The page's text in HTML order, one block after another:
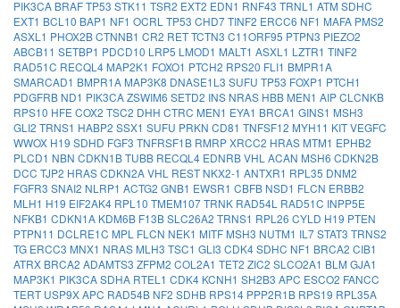
PIK3CA BRAFTP53 STK11 TSR2 EXT2 EDN1 RNF43 TRNL1 ATM SDHC
EXT1 BCL10 BAP1 NF1 OCRL TP53 CHD7TINF2 ERCC6 NF1 MAFA PMS2
ASXL1 PHOX2BCTNNB1 CR2 RETTCTN3 C11ORF95 PTPN3 PIEZO2
ABCB11 SETBP1 PDCD10 LRP5 LMOD1 MALT1 ASXL1 LZTR1 TINF2
RAD51C RECQL4 MAP2K1 FOXO1 PTCH2 RPS20 FLI1 BMPR1A
SMARCAD1 BMPR1A MAP3K8 DNASE1L3 SUFU TP53 FOXP1 PTCH1
PDGFRB ND1 PIK3CAZSWIM6 SETD2 INS NRAS HBB MEN1 AIPCLCNKB
RPS10 HFE COX2 TSC2 DHH CTRC MEN1 EYA1 BRCA1 GINS1 MSH3
GLI2 TRNS1 HABP2 SSX1 SUFU PRKN CD81 TNFSF12 MYH11 KITVEGFC
WWOX H19 SDHD FGF3 TNFRSF1B RMRPXRCC2 HRAS MTM1 EPHB2
PLCD1 NBN CDKN1BTUBB RECQL4 EDNRBVHL ACAN MSH6 CDKN2B
DCC TJP2 HRASCDKN2AVHL REST NKX2-1 ANTXR1 RPL35 DNM2
FGFR3 SNAI2 NLRP1 ACTG2 GNB1 EWSR1 CBFB NSD1 FLCN ERBB2
MLH1 H19 EIF2AK4 RPL10 TMEM107TRNK RAD54L RAD51C INPP5E
NFKB1 CDKN1A KDM6B F13BSLC26A2 TRNS1 RPL26 CYLD H19 PTEN
PTPN11 DCLRE1C MPL FLCN NEK1 MITF MSH3 NUTM1 IL7STAT3 TRNS2
TG ERCC3 MNX1 NRAS MLH3 TSC1 GLI3 CDK4SDHC NF1 BRCA2 CIB1
ATRX BRCA2 ADAMTS3 ZFPM2 COL2A1 TET2 ZIC2 SLCO2A1 BLM GJA1
MAP3K1 PIK3CASDHA RTEL1 CDK4 KCNH1 SH2B3 APC ESCO2 FANCC
TERT USP9XAPC RAD54B NF2 SDHB RPS14 PPP2R1B RPS19 RPL35A